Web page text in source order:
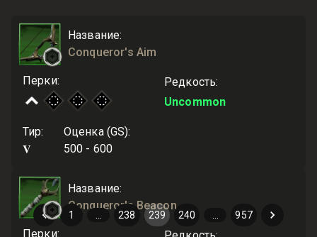
Название:
Conqueror's Aim
Перки: Редкость:
Uncommon
Тир:
V
Оценка (GS):
500 - 600
Название:
Conqueror's Beacon
Перки:
1 238 239 240 957